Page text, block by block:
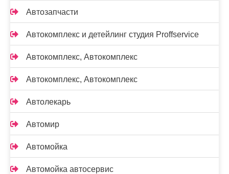
Автозапчасти
Автокомплекс и детейлинг студия Proffservice
Автокомплекс, Автокомплекс
Автокомплекс, Автокомплекс
Автолекарь
Автомир
Автомойка
Автомойка автосервис